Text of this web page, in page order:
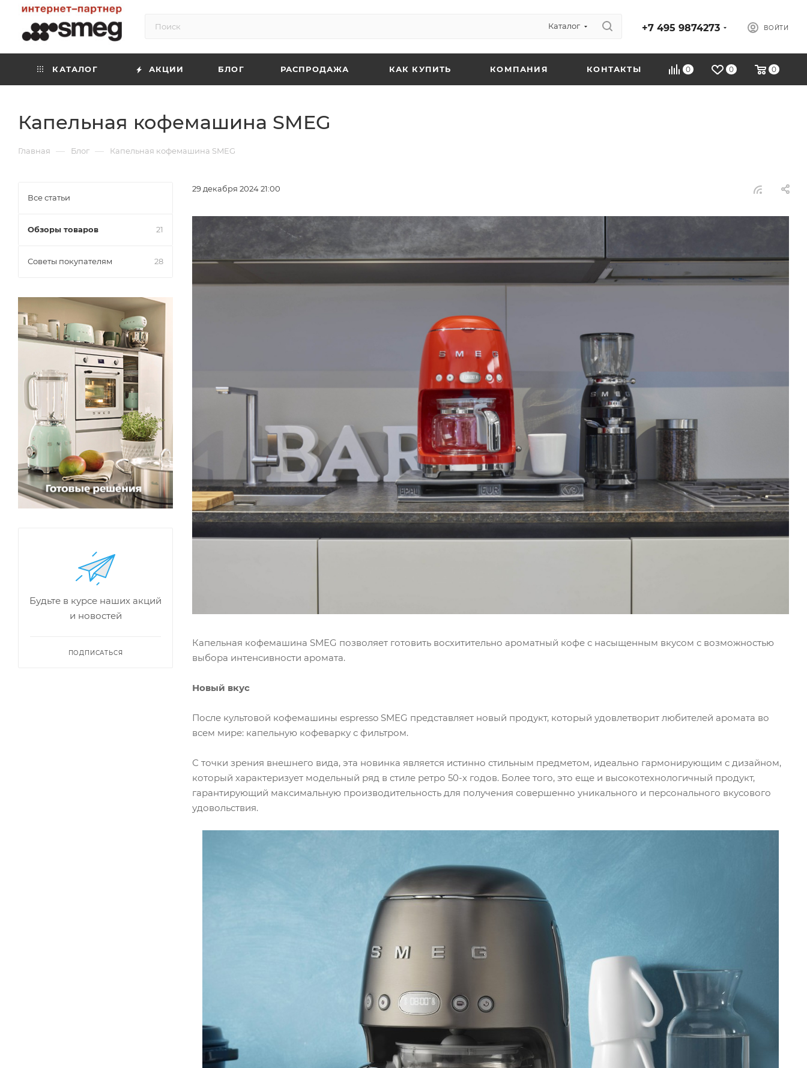
Каталог +7 495 9874273 ВОЙТИ
0 0 0
КАТАЛОГ АКЦИИ БЛОГ РАСПРОДАЖА КАК КУПИТЬ КОМПАНИЯ КОНТАКТЫ
Капельная кофемашина SMEG
Главная — Блог — Капельная кофемашина SMEG
29 декабря 2024 21:00
Капельная кофемашина SMEG позволяет готовить восхитительно ароматный кофе с насыщенным вкусом с возможностью
выбора интенсивности аромата.
Новый вкус
После культовой кофемашины espresso SMEG представляет новый продукт, который удовлетворит любителей аромата во
всем мире: капельную кофеварку с фильтром.
С точки зрения внешнего вида, эта новинка является истинно стильным предметом, идеально гармонирующим с дизайном,
который характеризует модельный ряд в стиле ретро 50-х годов. Более того, это еще и высокотехнологичный продукт,
гарантирующий максимальную производительность для получения совершенно уникального и персонального вкусового
удовольствия.
Все статьи
Обзоры товаров 21
Советы покупателям 28
Будьте в курсе наших акций
и новостей
ПОДПИСАТЬСЯ